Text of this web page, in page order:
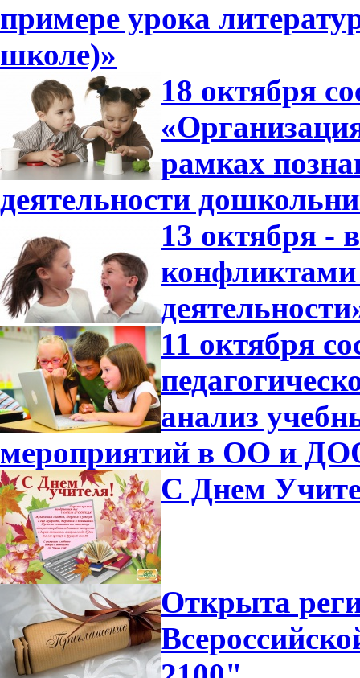
примере урока
школе)»
18 октября
рамках
деятельности
13 октября -
конфликтами
11 октября
анализ
мероприятий в ОО и
С Днем
Открыта